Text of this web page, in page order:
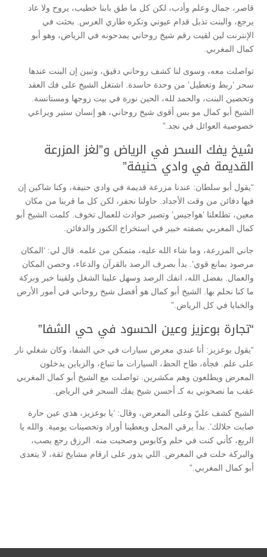
قاصر، جمال وعلم وأدب، لكن كل ما طق بابنا خطيب، يروح ولا عاد
يرجع، والبنت تذبل قدام عيوني وتكره طاري العرس. بحثت في
الإنترنت لين لقيت رقم شيخ روحاني يمدحونه في الرياض، وهو أبو
كمال المغربي.
تواصلت معه، وسوى لنا كشف روحاني دقيق، وتبين إن البنت عندها
سحر ‘ربط وتعطيل’ من وحدة حاسدة. اشتغل الشيخ على فك العقد
وتحصين البنت، والحمد لله، الحين نورة في بيت زوجها ومستانسة.
الشيخ أبو كمال مو بس أقوى شيخ روحاني، هو إنسان ستير ويراعي
خصوصية العوائل في نجد.”
شيخ يفك السحر في الرياض و”لغز المزرعة
القديمة في وادي حنيفة”
“يقول أبو سلطان: عندنا مزرعة قديمة في وادي حنيفة، وكنا شاكين إن
فيها دفائن من وقت الأجداد. حاولنا نحفر، لكن كل ما قربنا من مكان
معين، تطلعلنا ‘هواجيس’ وتصير حوادث للعمال تخوف. كلمت الشيخ أبو
كمال المغربي بصفته خبير في استخراج الكنوز والدفائن.
جاني المزرعة، وما شاء الله عليه، متمكن من علمه. قال لي: ‘المكان
مرصود بمانع قوي’. بدأ بصرف الرصد بالقرآن والدعاء، وحصن المكان
والعمال. بفضل الله، انفك الرصد وسهل علينا الشغل ولقينا خير وبركة
ما كنا نحلم بها. الشيخ أبو كمال هو أفضل شيخ روحاني في أمور الأرض
والخبايا في كل الرياض.”
“تجارة بوعزيز وعين الحسود في حي الشفا”
“يقول بوعزيز: أنا عندي معرض سيارات في حي الشفا، وكان شغلي نار
على علم. فجأة، طاح الحظ، السيارات ما تنباع، والزباين يدخلون
المعرض ويطلعون وهم مكشرين. تواصلت مع الشيخ أبو كمال المغربي
عقب ما نصحوني به كـ أحسن شيخ يفك السحر في الرياض.
الشيخ كشف عليّ وعلى المعرض، وقال: ‘يا بوعزيز، هذي عين حارة
صابت حلالك’. بدأ يرقي المحل ويعطينا أوراد وتحصينات يومية. والله يا
الربع، كأني كنت في حلم وكابوس وصحيت منه. الرزق رجع يصب،
والبركة حلت في المعرض. اللي يدور على ارقام مشايخ ثقة، لا يتعدى
أبو كمال المغربي.”